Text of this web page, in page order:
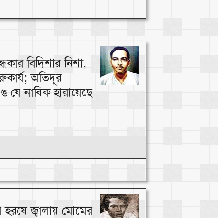
বিদিশার নিশা,
অতিদূর
যে নাবিক হারায়েছে
জ্বালায় মোমের